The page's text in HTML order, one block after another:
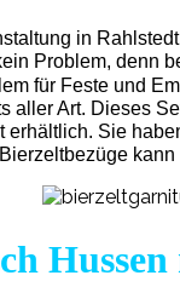
in
Problem, denn
für Feste und
aller Art. Dieses
Sie